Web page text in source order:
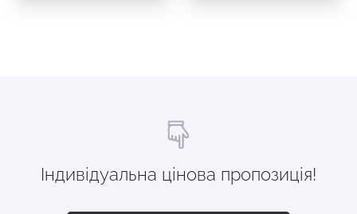
Індивідуальна цінова пропозиція!